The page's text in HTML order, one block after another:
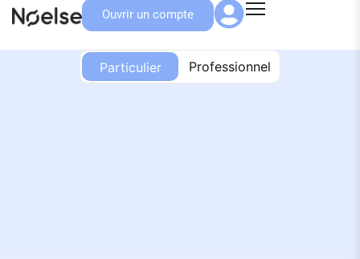
Ouvrir un compte
Particulier Professionnel
Particulier